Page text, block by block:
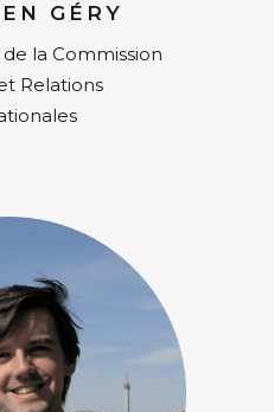
GÉRY
la Commission
Relations